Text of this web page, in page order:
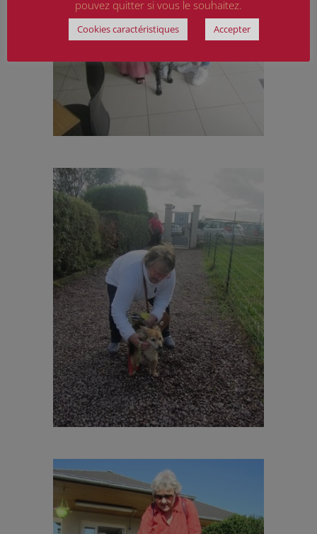
pouvez quitter si vous le souhaitez.
Cookies caractéristiques Accepter